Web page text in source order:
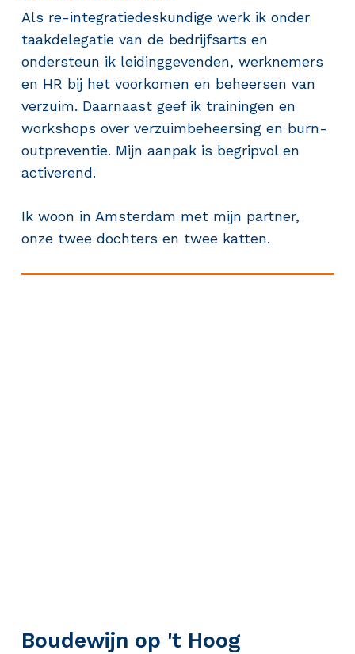
Als re-integratiedeskundige werk ik onder
taakdelegatie van de bedrijfsarts en
ondersteun ik leidinggevenden, werknemers
en HR bij het voorkomen en beheersen van
verzuim. Daarnaast geef ik trainingen en
workshops over verzuimbeheersing en burn-
outpreventie. Mijn aanpak is begripvol en
activerend.
Ik woon in Amsterdam met mijn partner,
onze twee dochters en twee katten.
Boudewijn op 't Hoog